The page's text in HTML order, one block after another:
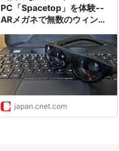
PC「Spacetop」を体験--
ARメガネで無数のウィンド
japan.cnet.com